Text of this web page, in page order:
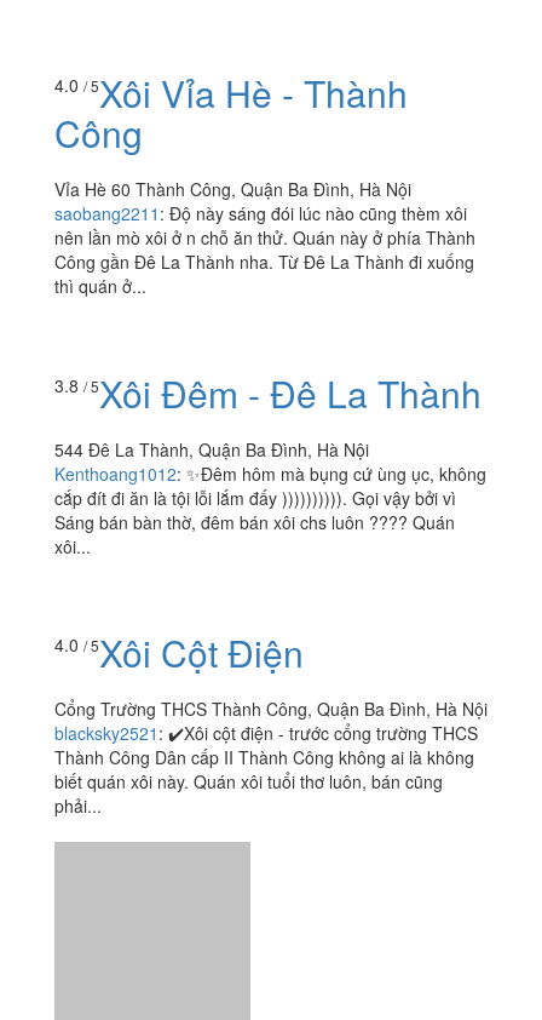
4.0 / 5Xôi Vỉa Hè - Thành
Công
Vỉa Hè 60 Thành Công, Quận Ba Đình, Hà Nội
saobang2211 : Độ này sáng đói lúc nào cũng thèm xôi
nên lần mò xôi ở n chỗ ăn thử. Quán này ở phía Thành
Công gần Đê La Thành nha. Từ Đê La Thành đi xuống
thì quán ở...
3.8 / 5Xôi Đêm - Đê La Thành
544 Đê La Thành, Quận Ba Đình, Hà Nội
Kenthoang1012: ✨Đêm hôm mà bụng cứ ùng ục, không
cắp đít đi ăn là tội lỗi lắm đấy )))))))))). Gọi vậy bởi vì
Sáng bán bàn thờ, đêm bán xôi chs luôn ???? Quán
xôi...
4.0 / 5Xôi Cột Điện
Cổng Trường THCS Thành Công, Quận Ba Đình, Hà Nội
blacksky2521 : ✔️Xôi cột điện - trước cổng trường THCS
Thành Công Dân cấp II Thành Công không ai là không
biết quán xôi này. Quán xôi tuổi thơ luôn, bán cũng
phải...